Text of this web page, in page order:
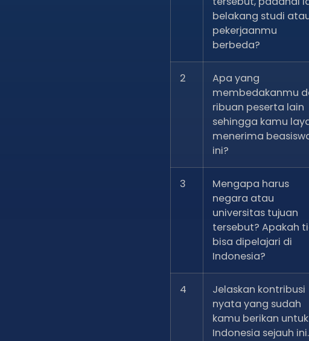
belakang studi
pekerjaanmu
berbeda?
2
Apa yang
membedakanmu
ribuan peserta lain
sehingga kamu
menerima
ini?
3
Mengapa harus
negara atau
universitas tujuan
tersebut? Apakah
bisa dipelajari di
Indonesia?
4
Jelaskan kontribusi
nyata yang sudah
kamu berikan untuk
Indonesia sejauh ini.